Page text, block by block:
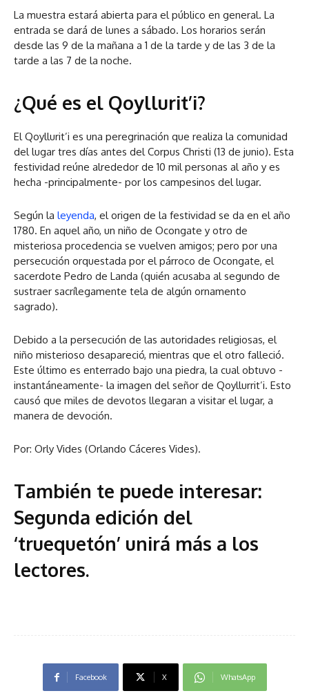
La muestra estará abierta para el público en general. La
entrada se dará de lunes a sábado. Los horarios serán
desde las 9 de la mañana a 1 de la tarde y de las 3 de la
tarde a las 7 de la noche.
¿Qué es el Qoyllurit’i?
El Qoyllurit’i es una peregrinación que realiza la comunidad
del lugar tres días antes del Corpus Christi (13 de junio). Esta
festividad reúne alrededor de 10 mil personas al año y es
hecha -principalmente- por los campesinos del lugar.
Según la leyenda, el origen de la festividad se da en el año
1780. En aquel año, un niño de Ocongate y otro de
misteriosa procedencia se vuelven amigos; pero por una
persecución orquestada por el párroco de Ocongate, el
sacerdote Pedro de Landa (quién acusaba al segundo de
sustraer sacrílegamente tela de algún ornamento
sagrado).
Debido a la persecución de las autoridades religiosas, el
niño misterioso desapareció, mientras que el otro falleció.
Este último es enterrado bajo una piedra, la cual obtuvo -
instantáneamente- la imagen del señor de Qoyllurrit’i. Esto
causó que miles de devotos llegaran a visitar el lugar, a
manera de devoción.
Por: Orly Vides (Orlando Cáceres Vides).
También te puede interesar:
Segunda edición del
‘truequetón’ unirá más a los
lectores.
Facebook X WhatsApp